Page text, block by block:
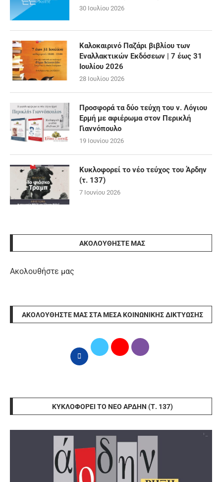
30 Ιουλίου 2026
Καλοκαιρινό Παζάρι βιβλίου των
Εναλλακτικών Εκδόσεων | 7 έως 31
Ιουλίου 2026
28 Ιουλίου 2026
Προσφορά τα δύο τεύχη του ν. Λόγιου
Ερμή με αφιέρωμα στον Περικλή
Γιαννόπουλο
19 Ιουνίου 2026
Κυκλοφορεί το νέο τεύχος του Άρδην
(τ. 137)
7 Ιουνίου 2026
ΑΚΟΛΟΥΘΉΣΤΕ ΜΑΣ
Ακολουθήστε μας
ΑΚΟΛΟΥΘΉΣΤΕ ΜΑΣ ΣΤΑ ΜΈΣΑ ΚΟΙΝΩΝΙΚΉΣ ΔΙΚΤΎΩΣΗΣ
ΚΥΚΛΟΦΟΡΕΊ ΤΟ ΝΈΟ ΆΡΔΗΝ (Τ. 137)